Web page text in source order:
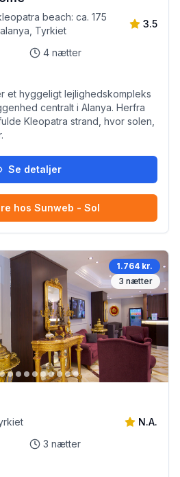
beach: ca. 175
Tyrkiet
3.5
4 nætter
et hyggeligt lejlighedskompleks
centralt i Alanya. Herfra
Kleopatra strand, hvor solen,
Se detaljer
hos Sunweb - Sol
1.764 kr.
3 nætter
N.A.
3 nætter